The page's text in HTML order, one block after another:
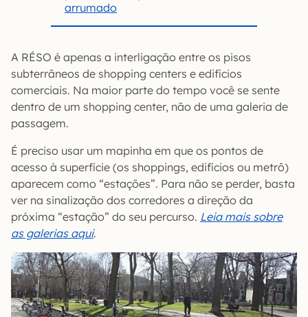
arrumado
A RÉSO é apenas a interligação entre os pisos
subterrâneos de shopping centers e edifícios
comerciais. Na maior parte do tempo você se sente
dentro de um shopping center, não de uma galeria de
passagem.
É preciso usar um mapinha em que os pontos de
acesso à superfície (os shoppings, edifícios ou metrô)
aparecem como “estações”. Para não se perder, basta
ver na sinalização dos corredores a direção da
próxima “estação” do seu percurso. Leia mais sobre
as galerias aqui.